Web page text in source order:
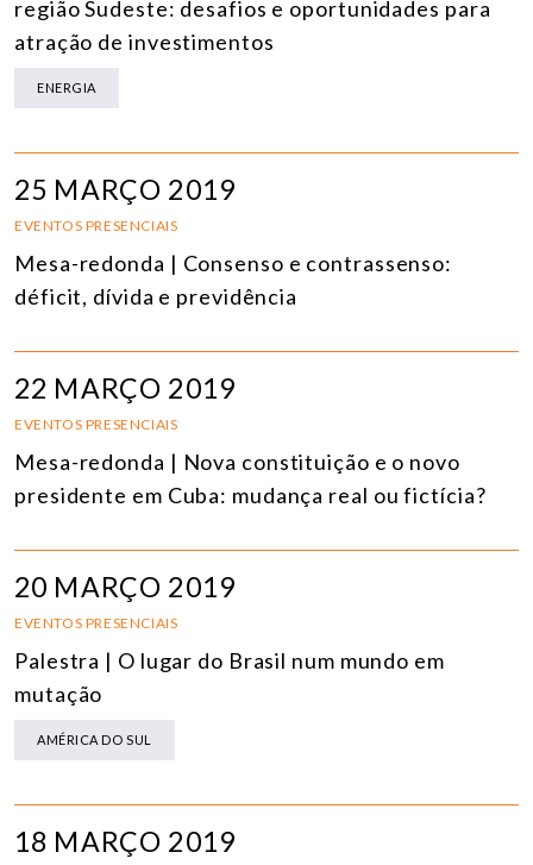
região Sudeste: desafios e oportunidades para
atração de investimentos
ENERGIA
25 MARÇO 2019
EVENTOS PRESENCIAIS
Mesa-redonda | Consenso e contrassenso:
déficit, dívida e previdência
22 MARÇO 2019
EVENTOS PRESENCIAIS
Mesa-redonda | Nova constituição e o novo
presidente em Cuba: mudança real ou fictícia?
20 MARÇO 2019
EVENTOS PRESENCIAIS
Palestra | O lugar do Brasil num mundo em
mutação
AMÉRICA DO SUL
18 MARÇO 2019